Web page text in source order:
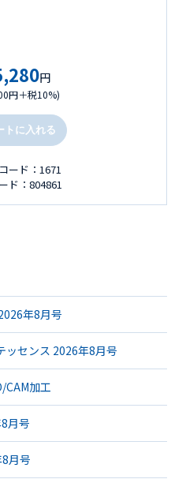
円
円＋税10%)
トに入れる
ード：1671
ド：804861
年8月号
ッセンス 2026年8月号
CAM加工
月号
月号